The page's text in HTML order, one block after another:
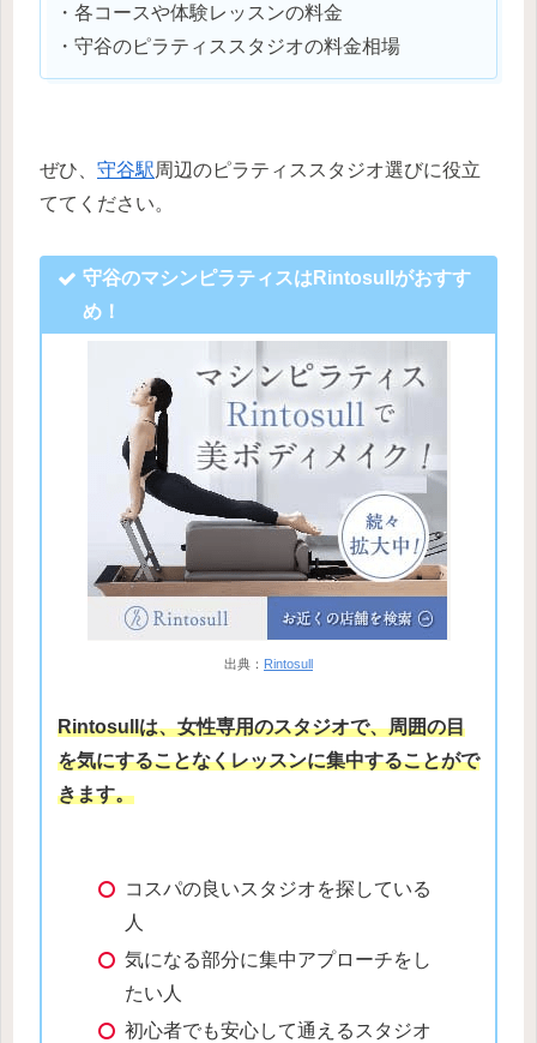
・各コースや体験レッスンの料金
・守谷のピラティススタジオの料金相場
ぜひ、 守谷駅周辺のピラティススタジオ選びに役立
ててください。
守谷のマシンピラティスはRintosullがおすす
め！
出典： Rintosull
Rintosullは、女性専用のスタジオで、周囲の目
を気にすることなくレッスンに集中することがで
きます。
コスパの良いスタジオを探している
人
気になる部分に集中アプローチをし
たい人
初心者でも安心して通えるスタジオ